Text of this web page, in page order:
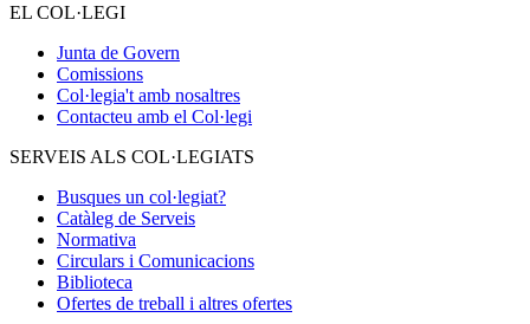
EL COL·LEGI
Junta de Govern
Comissions
Col·legia't amb nosaltres
Contacteu amb el Col·legi
SERVEIS ALS COL·LEGIATS
Busques un col·legiat?
Catàleg de Serveis
Normativa
Circulars i Comunicacions
Biblioteca
Ofertes de treball i altres ofertes